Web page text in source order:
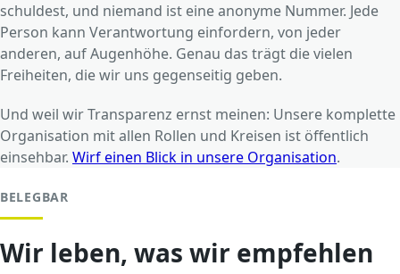
schuldest, und niemand ist eine anonyme Nummer. Jede
Person kann Verantwortung einfordern, von jeder
anderen, auf Augenhöhe. Genau das trägt die vielen
Freiheiten, die wir uns gegenseitig geben.
Und weil wir Transparenz ernst meinen: Unsere komplette
Organisation mit allen Rollen und Kreisen ist öffentlich
einsehbar. Wirf einen Blick in unsere Organisation.
BELEGBAR
Wir leben, was wir empfehlen